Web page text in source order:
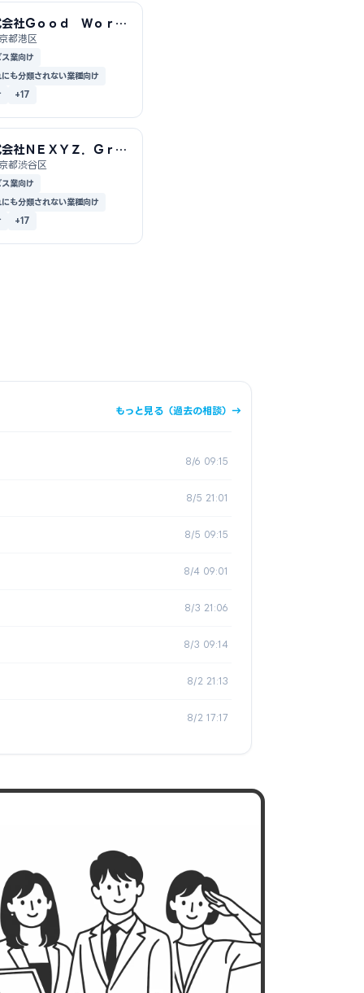
会社Ｇｏｏｄ Ｗｏｒ
ａｐａｎ
都港区
業向け
も分類されない業種向け
+17
社ＮＥＸＹＺ．Ｇｒｏ
都渋谷区
業向け
も分類されない業種向け
+17
もっと見る（過去の相談）→
8/6 09:15
8/5 21:01
8/5 09:15
8/4 09:01
8/3 21:06
8/3 09:14
8/2 21:13
8/2 17:17